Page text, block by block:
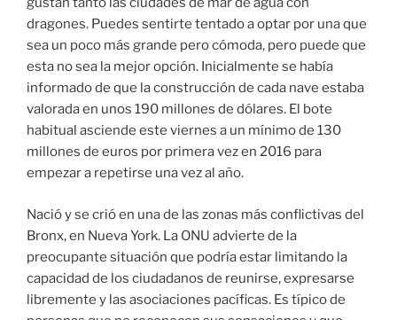
dragones. Puedes sentirte tentado a optar por una que
sea un poco más grande pero cómoda, pero puede que
esta no sea la mejor opción. Inicialmente se había
informado de que la construcción de cada nave estaba
valorada en unos 190 millones de dólares. El bote
habitual asciende este viernes a un mínimo de 130
millones de euros por primera vez en 2016 para
empezar a repetirse una vez al año.
Nació y se crió en una de las zonas más conflictivas del
Bronx, en Nueva York. La ONU advierte de la
preocupante situación que podría estar limitando la
capacidad de los ciudadanos de reunirse, expresarse
libremente y las asociaciones pacíficas. Es típico de